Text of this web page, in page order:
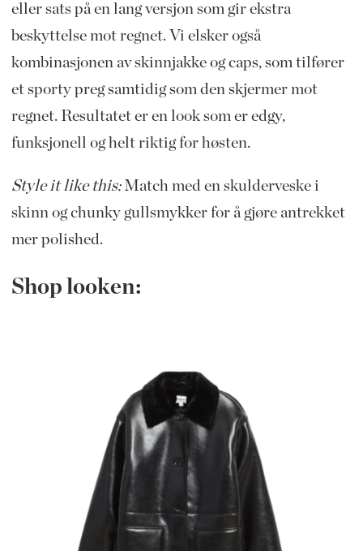
eller sats på en lang versjon som gir ekstra
beskyttelse mot regnet. Vi elsker også
kombinasjonen av skinnjakke og caps, som tilfører
et sporty preg samtidig som den skjermer mot
regnet. Resultatet er en look som er edgy,
funksjonell og helt riktig for høsten.
Style it like this: Match med en skulderveske i
skinn og chunky gullsmykker for å gjøre antrekket
mer polished.
Shop looken: